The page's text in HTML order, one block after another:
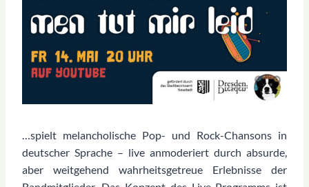
…spielt melancholische Pop- und Rock-Chansons in
deutscher Sprache – live anmoderiert durch absurde,
aber weitgehend wahrheitsgetreue Erlebnisse der